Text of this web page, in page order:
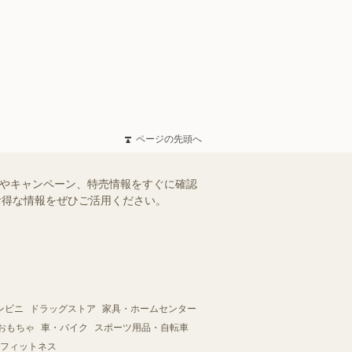
ページの先頭へ
キャンペーン、特売情報をすぐに確認
な情報をぜひご活用ください。
ビニ ドラッグストア
家具・ホームセンター
もちゃ
車・バイク
スポーツ用品・自転車
ィットネス